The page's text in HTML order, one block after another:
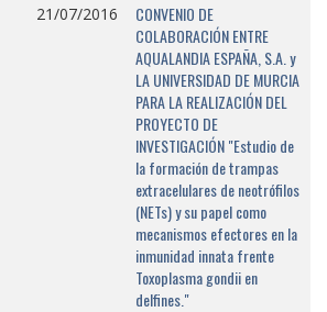
21/07/2016
CONVENIO DE
COLABORACIÓN ENTRE
AQUALANDIA ESPAÑA, S.A. y
LA UNIVERSIDAD DE MURCIA
PARA LA REALIZACIÓN DEL
PROYECTO DE
INVESTIGACIÓN "Estudio de
la formación de trampas
extracelulares de neotrófilos
(NETs) y su papel como
mecanismos efectores en la
inmunidad innata frente
Toxoplasma gondii en
delfines."